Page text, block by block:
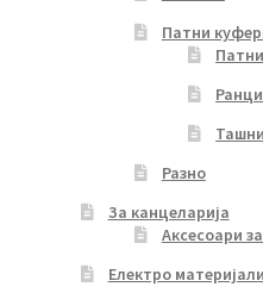
Патни
Ранци
Ташни
Разно
За канцеларија
Аксесоари
Електро материјали